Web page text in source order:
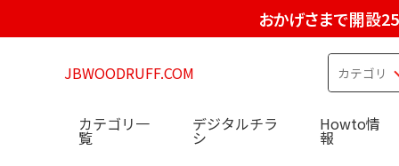
おかげさまで開設
JBWOODRUFF.COM
カテゴリ一
覧
デジタルチラ
シ
Howto情
報